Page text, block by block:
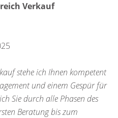
Verkauf
stehe ich Ihnen kompetent
und einem Gespür für
Sie durch alle Phasen des
Beratung bis zum